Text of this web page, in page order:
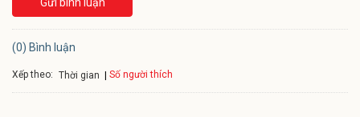
(0) Bình luận
Xếp theo: Thời gian Số người thích